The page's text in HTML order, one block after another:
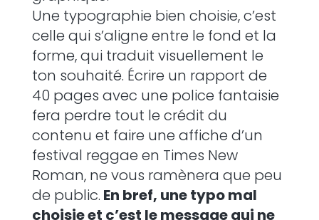
Une typographie bien choisie, c’est
celle qui s’aligne entre le fond et la
forme, qui traduit visuellement le
ton souhaité. Écrire un rapport de
40 pages avec une police fantaisie
fera perdre tout le crédit du
contenu et faire une affiche d’un
festival reggae en Times New
Roman, ne vous ramènera que peu
de public. En bref, une typo mal
choisie et c’est le message qui ne